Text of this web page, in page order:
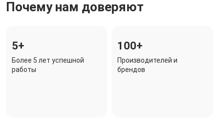
Почему нам доверяют
5+
Более 5 лет успешной
работы
100+
Производителей и
брендов